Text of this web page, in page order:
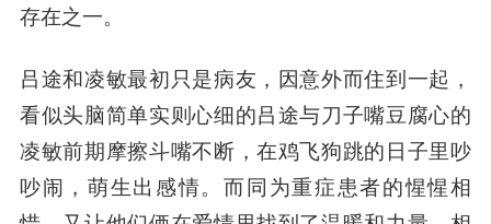
存在之一。
吕途和凌敏最初只是病友，因意外而住到一起，
看似头脑简单实则心细的吕途与刀子嘴豆腐心的
凌敏前期摩擦斗嘴不断，在鸡飞狗跳的日子里吵
吵闹，萌生出感情。而同为重症患者的惺惺相